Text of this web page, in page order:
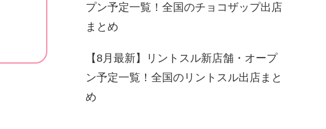
プン予定一覧！全国のチョコザップ出店
まとめ
【8月最新】リントスル新店舗・オープ
ン予定一覧！全国のリントスル出店まと
め